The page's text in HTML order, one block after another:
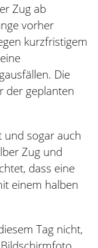
Zug ab
vorher
kurzfristigem
Die
der geplanten
und sogar auch
Zug und
dass eine
einem halben
Tag nicht,